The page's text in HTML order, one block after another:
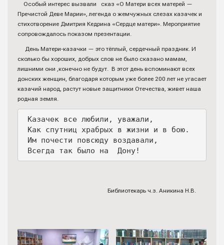
Особый интерес вызвали сказ «О Матери всех матерей —
Пречистой Деве Марии», легенда о жемчужных слезах казачек и
стихотворение Дмитрия Кедрина «Сердце матери». Мероприятие
сопровождалось показом презентации.
День Матери-казачки — это тёплый, сердечный праздник. И
сколько бы хороших, добрых слов не было сказано мамам,
лишними они ,конечно не будут. В этот день вспоминают всех
донских женщин, благодаря которым уже более 200 лет не угасает
казачий народ, растут новые защитники Отечества, живет наша
родная земля.
Казачек все любили, уважали,
Как спутниц храбрых в жизни и в бою.
Им почести повсюду воздавали,
Всегда так было на  Дону!
Библиотекарь ч.з. Аникина Н.В.